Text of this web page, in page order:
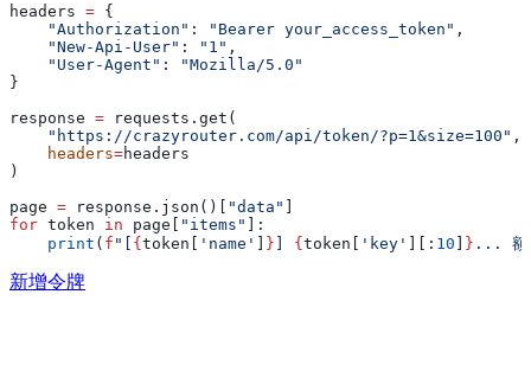
headers = {
    "Authorization"
: "Bearer your_access_token" ,
    "New-Api-User"
: "1" ,
    "User-Agent"
:
"Mozilla/5.0"
}
response = requests.get(
    "https://crazyrouter.com/api/token/?p=1&size=100"
,
    headers
=headers
)
page = response.json()[ "data"
for token in page[ "items"
]:
    print
( f "[ { token[ 'name' } { token[ 'key' ][: 10 } ...
新增令牌